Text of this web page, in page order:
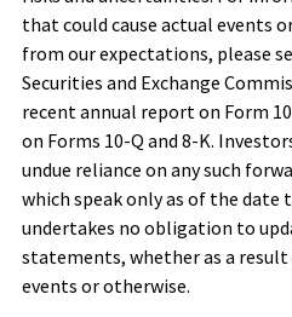
that could cause actual events
from our expectations, please
Securities and Exchange
recent annual report on Form
on Forms 10-Q and 8-K.
undue reliance on any such
which speak only as of the date
undertakes no obligation to
statements, whether as a
events or otherwise.